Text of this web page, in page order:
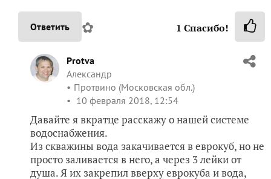
Ответить ✿ 1 Спасибо!
Protva
Александр
Протвино (Московская обл.)
10 февраля 2018, 12:54
Давайте я вкратце расскажу о нашей системе
водоснабжения.
Из скважины вода закачивается в еврокуб, но не
просто заливается в него, а через 3 лейки от
душа. Я их закрепил вверху еврокуба и вода,